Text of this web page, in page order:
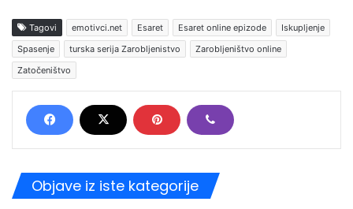
Tagovi emotivci.net Esaret Esaret online epizode
Iskupljenje
Spasenje
turska serija Zarobljenistvo
Zarobljeništvo online
Zatočeništvo
Objave iz iste kategorije